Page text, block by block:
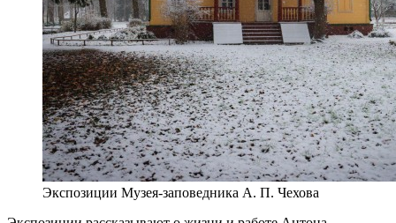
Экспозиции Музея-заповедника А. П. Чехова